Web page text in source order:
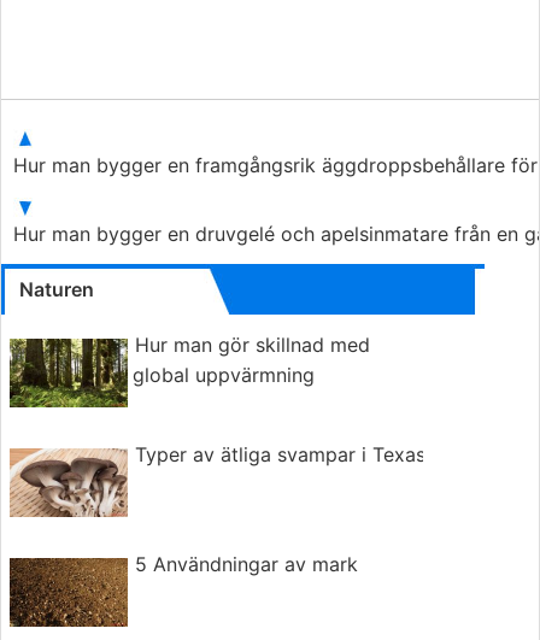
Hur man bygger en framgångsrik äggdroppsbehållare
Hur man bygger en druvgelé och apelsinmatare från en
Naturen
Hur man gör skillnad med
global uppvärmning
Typer av ätliga svampar i Texas
5 Användningar av mark